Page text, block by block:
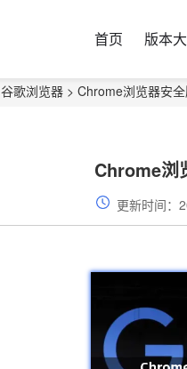
首页 版本
谷歌浏览器 > Chrome浏览器安
Chrome浏
更新时间：